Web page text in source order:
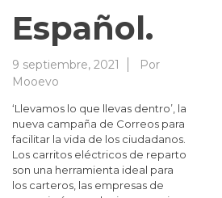
Español.
9 septiembre, 2021
Por
Mooevo
‘Llevamos lo que llevas dentro’, la
nueva campaña de Correos para
facilitar la vida de los ciudadanos.
Los carritos eléctricos de reparto
son una herramienta ideal para
los carteros, las empresas de